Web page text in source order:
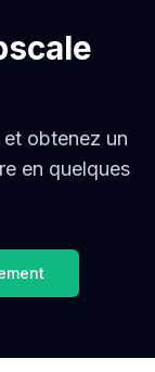
obtenez un
en quelques